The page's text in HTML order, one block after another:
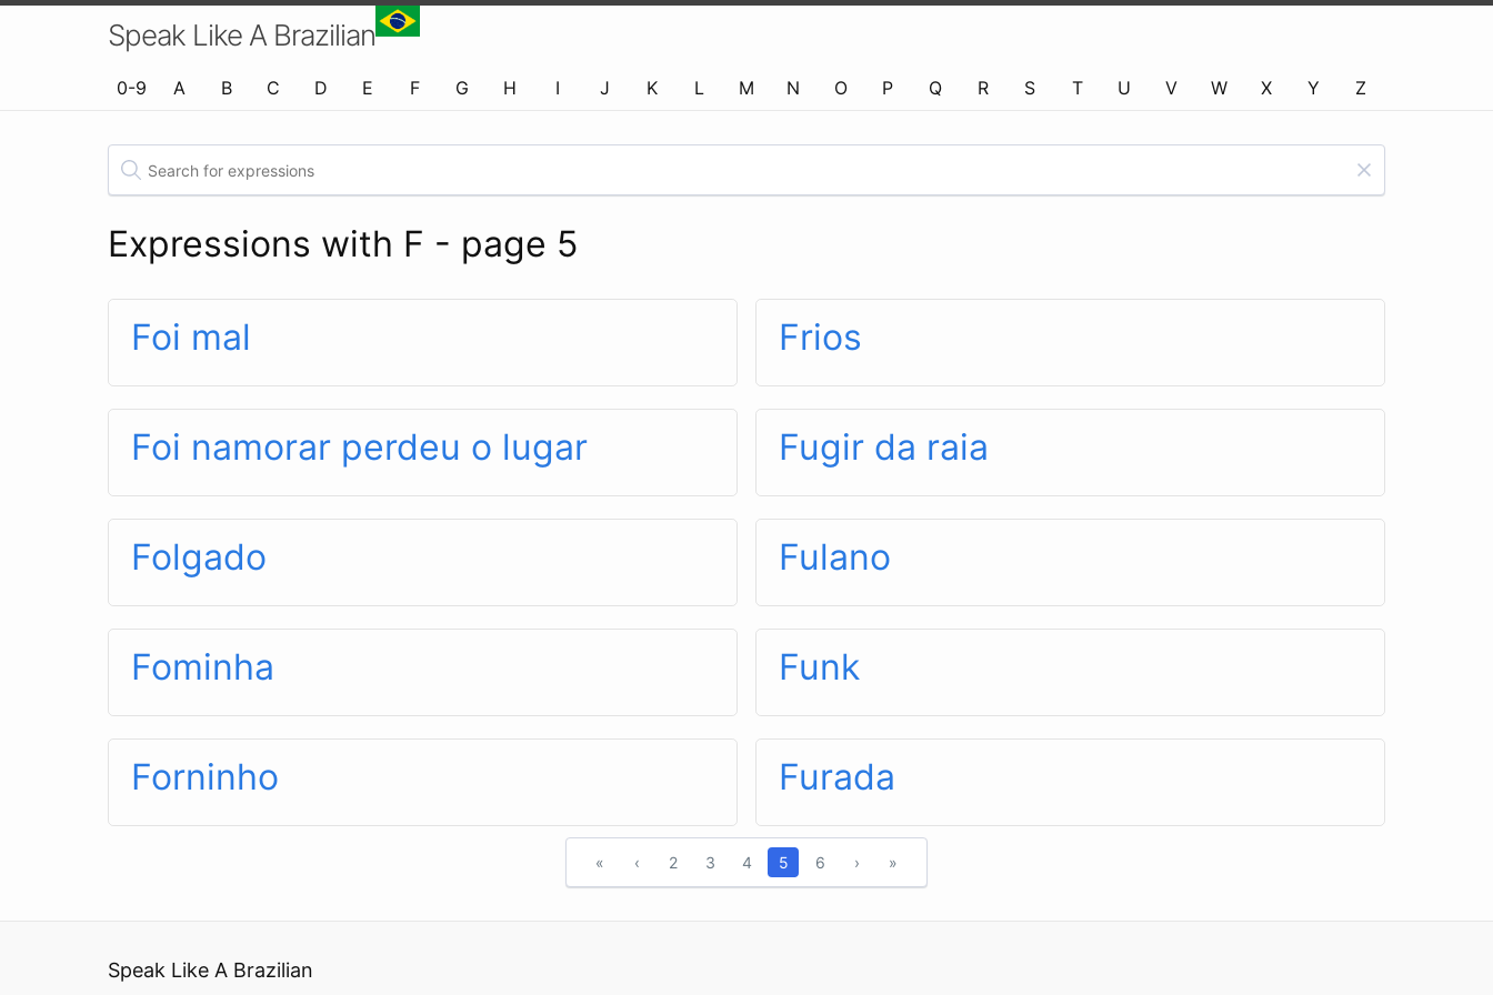
Speak Like A Brazilian
0-9 A B C D E F G H I J K L M N O P Q R S T U V W X Y Z
Expressions with F - page 5
Foi mal
Foi namorar perdeu o lugar
Folgado
Fominha
Forninho
Frios
Fugir da raia
Fulano
Funk
Furada
« ‹ 2 3 4 5 6 › »
Speak Like A Brazilian